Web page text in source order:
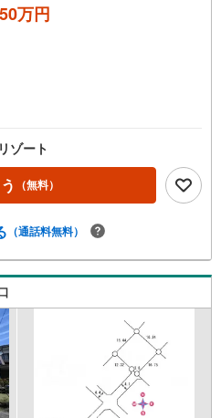
万円
ゾート
（無料）
（通話料無料）